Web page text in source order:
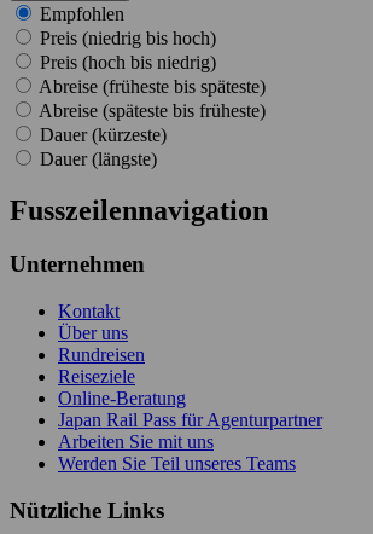
Empfohlen
Preis (niedrig bis hoch)
Preis (hoch bis niedrig)
Abreise (früheste bis späteste)
Abreise (späteste bis früheste)
Dauer (kürzeste)
Dauer (längste)
Fusszeilennavigation
Unternehmen
Kontakt
Über uns
Rundreisen
Reiseziele
Online-Beratung
Japan Rail Pass für Agenturpartner
Arbeiten Sie mit uns
Werden Sie Teil unseres Teams
Nützliche Links